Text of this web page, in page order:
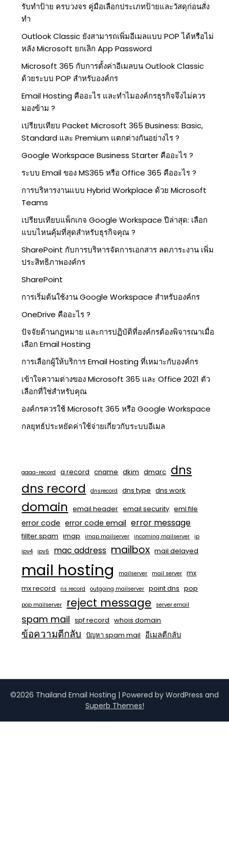
รับทำป้าย ครบวงจร คู่มือเลือกประเภทป้ายและวัสดุก่อนสั่ง
ทำ
Outlook Classic ยังสามารถเพิ่มอีเมลแบบ POP ได้หรือไม่
หลัง Microsoft ยกเลิก App Password
Microsoft 365 กับการตั้งค่าอีเมลบน Outlook Classic
ด้วยระบบ POP สำหรับองค์กร
Email Hosting คืออะไร และทำไมองค์กรธุรกิจจึงไม่ควร
มองข้าม ?
เปรียบเทียบ Packet Microsoft 365 Business: Basic,
Standard และ Premium แตกต่างกันอย่างไร ?
Google Workspace Business Starter คืออะไร ?
ระบบ Email ของ MS365 หรือ Office 365 คืออะไร ?
การบริหารงานแบบ Hybrid Workplace ด้วย Microsoft
Teams
เปรียบเทียบแพ็กเกจ Google Workspace ปีล่าสุด: เลือก
แบบไหนคุ้มที่สุดสำหรับธุรกิจคุณ ?
SharePoint กับการบริหารจัดการเอกสาร ลดภาระงาน เพิ่ม
ประสิทธิภาพองค์กร
SharePoint
การเริ่มต้นใช้งาน Google Workspace สำหรับองค์กร
OneDrive คืออะไร ?
ปัจจัยด้านกฎหมาย และการปฏิบัติที่องค์กรต้องพิจารณาเมื่อ
เลือก Email Hosting
การเลือกผู้ให้บริการ Email Hosting ที่เหมาะกับองค์กร
เข้าใจความต่างของ Microsoft 365 และ Office 2021 ตัว
เลือกที่ใช่สำหรับคุณ
องค์กรควรใช้ Microsoft 365 หรือ Google Workspace
กลยุทธ์ประหยัดค่าใช้จ่ายเกี่ยวกับระบบอีเมล
aaaa-record a record cname dkim dmarc dns
dns record
dnsrecord dns type dns work
domain email header email security eml file
error code error code email error message
fillter spam imap imap mailserver incoming mailserver
ip
ipv4
ipv6 mac address mailbox mail delayed
mail hosting mailserver mail server
mx
mx record
ns record outgoing mailserver point dns pop
pop mailserver reject message server email
spam mail spf record whois domain
ข้อความตีกลับ ปัญหา spam mail อีเมลตีกลับ
©2026 Thailand Email Hosting | Powered by WordPress and
Superb Themes!